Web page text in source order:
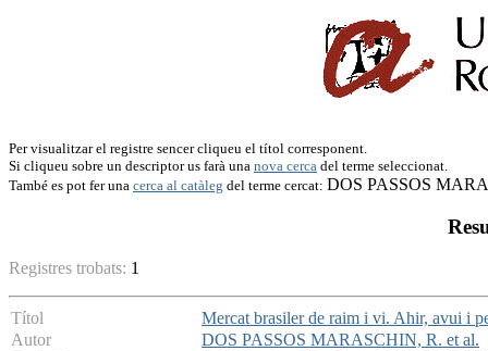
Per visualitzar el registre sencer cliqueu el títol corresponent.
Si cliqueu sobre un descriptor us farà una nova cerca del terme seleccionat.
També es pot fer una cerca al catàleg del terme cercat: DOS PASSOS
Registres trobats: 1
Títol
Mercat brasiler de raim i vi. Ahir, avui i
Autor
DOS PASSOS MARASCHIN, R. et al.